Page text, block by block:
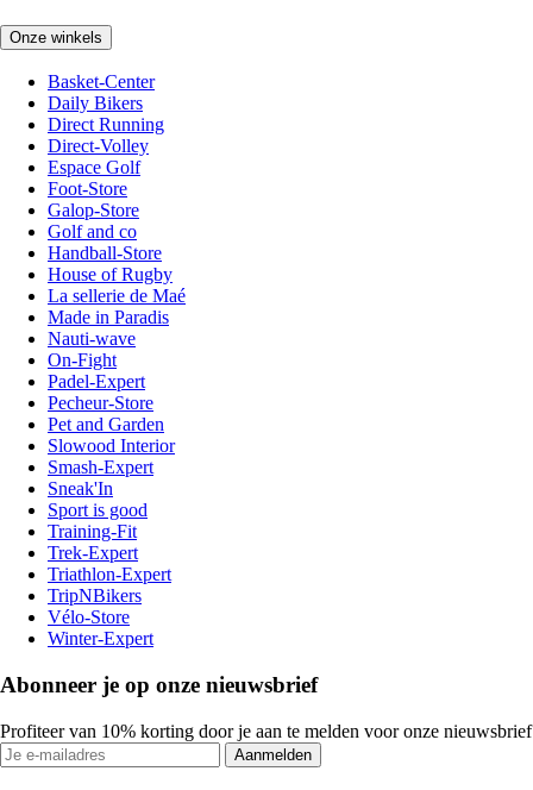
Onze winkels
Basket-Center
Daily Bikers
Direct Running
Direct-Volley
Espace Golf
Foot-Store
Galop-Store
Golf and co
Handball-Store
House of Rugby
La sellerie de Maé
Made in Paradis
Nauti-wave
On-Fight
Padel-Expert
Pecheur-Store
Pet and Garden
Slowood Interior
Smash-Expert
Sneak'In
Sport is good
Training-Fit
Trek-Expert
Triathlon-Expert
TripNBikers
Vélo-Store
Winter-Expert
Abonneer je op onze nieuwsbrief
Profiteer van 10% korting door je aan te melden voor onze nieuwsbrief
Aanmelden